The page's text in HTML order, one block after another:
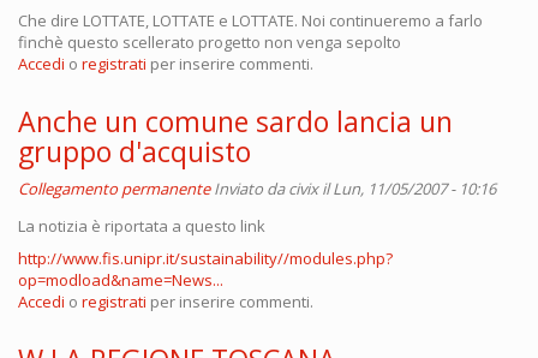
Che dire LOTTATE, LOTTATE e LOTTATE. Noi continueremo a farlo
finchè questo scellerato progetto non venga sepolto
Accedi o registrati per inserire commenti.
Anche un comune sardo lancia un
gruppo d'acquisto
Collegamento permanente Inviato dacivixil Lun, 11/05/2007 - 10:16
La notizia è riportata a questo link
http://www.fis.unipr.it/sustainability//modules.php?
op=modload&name=News...
Accedi o registrati per inserire commenti.